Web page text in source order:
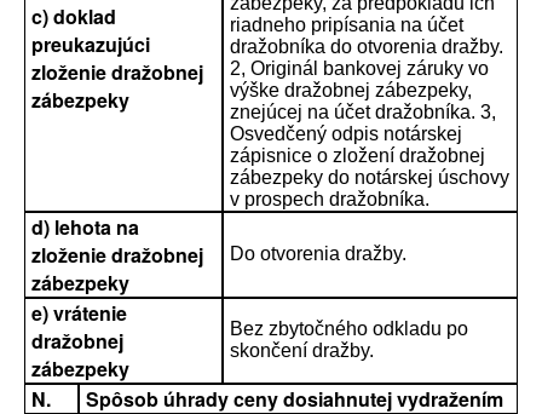
c) doklad
preukazujúci
zloženie dražobnej
zábezpeky
riadneho pripísania na účet
dražobníka do otvorenia dražby.
2, Originál bankovej záruky vo
výške dražobnej zábezpeky,
znejúcej na účet dražobníka. 3,
Osvedčený odpis notárskej
zápisnice o zložení dražobnej
zábezpeky do notárskej úschovy
v prospech dražobníka.
d) lehota na
zloženie dražobnej
zábezpeky
Do otvorenia dražby.
e) vrátenie
dražobnej
zábezpeky
Bez zbytočného odkladu po
skončení dražby.
N. Spôsob úhrady ceny dosiahnutej vydražením